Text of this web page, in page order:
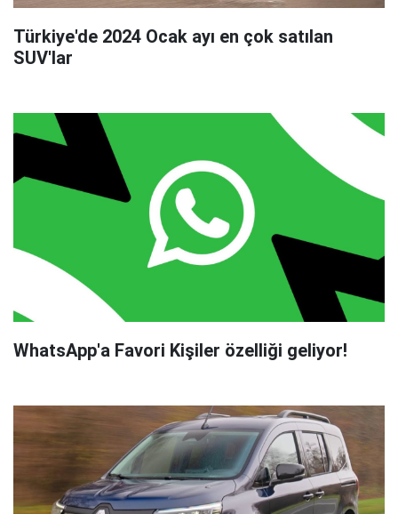
Türkiye'de 2024 Ocak ayı en çok satılan
SUV'lar
WhatsApp'a Favori Kişiler özelliği geliyor!